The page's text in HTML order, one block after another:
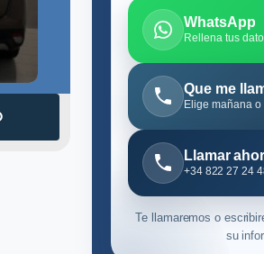
WhatsApp
Rellena tus
Que me
Elige mañana
Llamar
+34 822 27 24
Te llamaremos o
su